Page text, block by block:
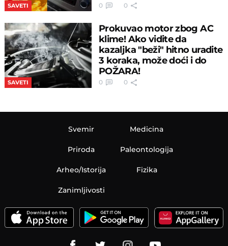
SAVETI 0 0
SAVETI
Prokuvao motor zbog AC
klime! Ako vidite da
kazaljka "beži" hitno uradite
3 koraka, može doći i do
POŽARA!
0 0
Svemir
Priroda
Arheo/Istorija
Medicina
Paleontologija
Fizika
Zanimljivosti